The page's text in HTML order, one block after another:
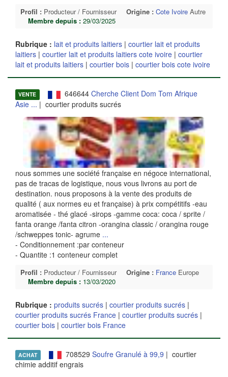
Profil : Producteur / Fournisseur Origine : Cote Ivoire Autre
Membre depuis : 29/03/2025
Rubrique : lait et produits laitiers | courtier lait et produits
laitiers | courtier lait et produits laitiers cote ivoire | courtier
lait et produits laitiers | courtier bois | courtier bois cote ivoire
VENTE 646644 Cherche Client Dom Tom Afrique
Asie ... | courtier produits sucrés
nous sommes une société française en négoce international,
pas de tracas de logistique, nous vous livrons au port de
destination. nous proposons à la vente des produits de
qualité ( aux normes eu et française) à prix compétitifs -eau
aromatisée - thé glacé -sirops -gamme coca: coca / sprite /
fanta orange /fanta citron -orangina classic / orangina rouge
/schweppes tonic- agrume ...
- Conditionnement :par conteneur
- Quantite :1 conteneur complet
Profil : Producteur / Fournisseur Origine : France Europe
Membre depuis : 13/03/2020
Rubrique : produits sucrés | courtier produits sucrés |
courtier produits sucrés France | courtier produits sucrés |
courtier bois | courtier bois France
ACHAT 708529 Soufre Granulé à 99,9 | courtier
chimie additif engrais